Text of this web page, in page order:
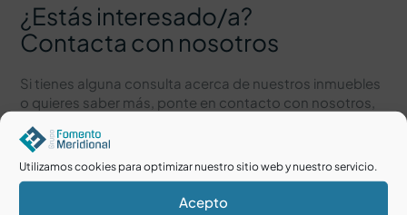
Utilizamos cookies para optimizar nuestro sitio web y nuestro servicio.
Acepto
¿Estás interesado/a?
Contacta con nosotros
Si tienes alguna consulta acerca de nuestros inmuebles
o quieres saber más, ponte en contacto con nosotros,